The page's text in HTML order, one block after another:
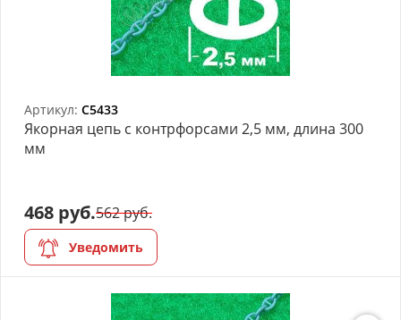
Артикул: C5433
Якорная цепь с контрфорсами 2,5 мм, длина 300
мм
468 руб.562 руб.
Уведомить